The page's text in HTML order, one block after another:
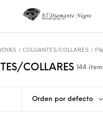
En oferta ! DECORACIÓN
JOYAS / COLGANTES/COLLARES /
COLLARES 144
Orden por defecto